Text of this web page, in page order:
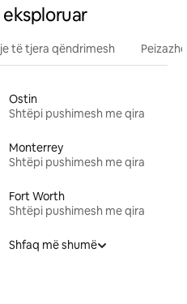
të tjera qëndrimesh
Ostin
Shtëpi pushimesh me qira
Monterrey
Shtëpi pushimesh me qira
Fort Worth
Shtëpi pushimesh me qira
Shfaq më shumë